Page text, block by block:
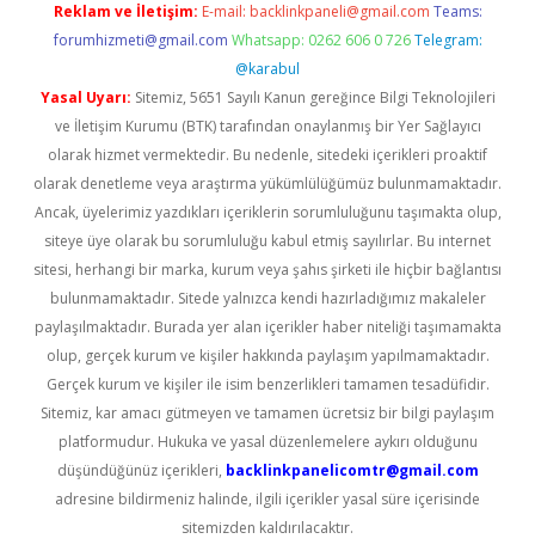
Reklam ve İletişim: E-mail: backlinkpaneli@gmail.com Teams:
forumhizmeti@gmail.com Whatsapp: 0262 606 0 726 Telegram:
@karabul
Yasal Uyarı: Sitemiz, 5651 Sayılı Kanun gereğince Bilgi Teknolojileri
ve İletişim Kurumu (BTK) tarafından onaylanmış bir Yer Sağlayıcı
olarak hizmet vermektedir. Bu nedenle, sitedeki içerikleri proaktif
olarak denetleme veya araştırma yükümlülüğümüz bulunmamaktadır.
Ancak, üyelerimiz yazdıkları içeriklerin sorumluluğunu taşımakta olup,
siteye üye olarak bu sorumluluğu kabul etmiş sayılırlar. Bu internet
sitesi, herhangi bir marka, kurum veya şahıs şirketi ile hiçbir bağlantısı
bulunmamaktadır. Sitede yalnızca kendi hazırladığımız makaleler
paylaşılmaktadır. Burada yer alan içerikler haber niteliği taşımamakta
olup, gerçek kurum ve kişiler hakkında paylaşım yapılmamaktadır.
Gerçek kurum ve kişiler ile isim benzerlikleri tamamen tesadüfidir.
Sitemiz, kar amacı gütmeyen ve tamamen ücretsiz bir bilgi paylaşım
platformudur. Hukuka ve yasal düzenlemelere aykırı olduğunu
düşündüğünüz içerikleri, backlinkpanelicomtr@gmail.com
adresine bildirmeniz halinde, ilgili içerikler yasal süre içerisinde
sitemizden kaldırılacaktır.